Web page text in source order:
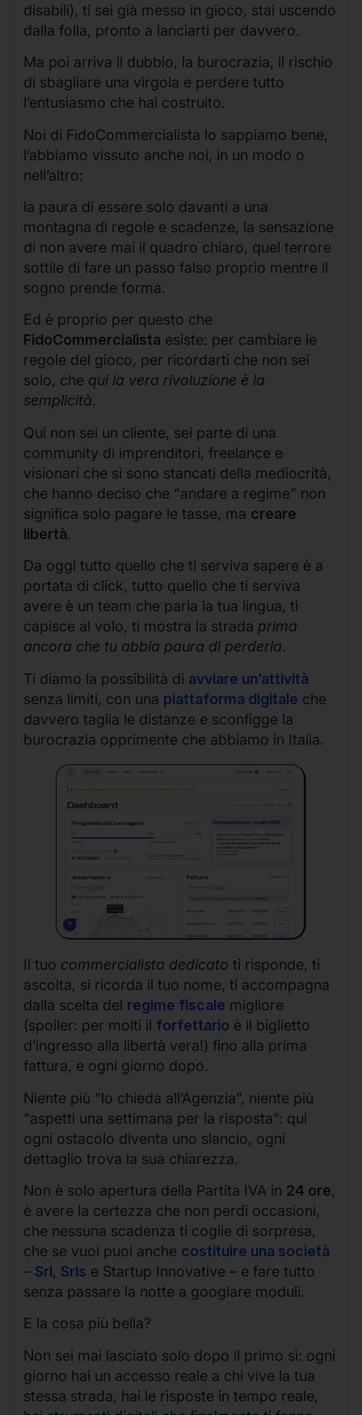
disabili), ti sei già messo in gioco, stai uscendo
dalla folla, pronto a lanciarti per davvero.
Ma poi arriva il dubbio, la burocrazia, il rischio
di sbagliare una virgola e perdere tutto
l’entusiasmo che hai costruito.
Noi di FidoCommercialista lo sappiamo bene,
l’abbiamo vissuto anche noi, in un modo o
nell’altro:
la paura di essere solo davanti a una
montagna di regole e scadenze, la sensazione
di non avere mai il quadro chiaro, quel terrore
sottile di fare un passo falso proprio mentre il
sogno prende forma.
Ed è proprio per questo che
FidoCommercialista esiste: per cambiare le
regole del gioco, per ricordarti che non sei
solo, che qui la vera rivoluzione è la
semplicità.
Qui non sei un cliente, sei parte di una
community di imprenditori, freelance e
visionari che si sono stancati della mediocrità,
che hanno deciso che “andare a regime” non
significa solo pagare le tasse, ma creare
libertà.
Da oggi tutto quello che ti serviva sapere è a
portata di click, tutto quello che ti serviva
avere è un team che parla la tua lingua, ti
capisce al volo, ti mostra la strada prima
ancora che tu abbia paura di perderla.
Ti diamo la possibilità di avviare un’attività
senza limiti, con una piattaforma digitale che
davvero taglia le distanze e sconfigge la
burocrazia opprimente che abbiamo in Italia.
Il tuo commercialista dedicato ti risponde, ti
ascolta, si ricorda il tuo nome, ti accompagna
dalla scelta del regime fiscale migliore
(spoiler: per molti il forfettario è il biglietto
d’ingresso alla libertà vera!) fino alla prima
fattura, e ogni giorno dopo.
Niente più “lo chieda all’Agenzia”, niente più
“aspetti una settimana per la risposta”: qui
ogni ostacolo diventa uno slancio, ogni
dettaglio trova la sua chiarezza.
Non è solo apertura della Partita IVA in 24 ore,
è avere la certezza che non perdi occasioni,
che nessuna scadenza ti coglie di sorpresa,
che se vuoi puoi anche costituire una società
– Srl, Srls e Startup Innovative – e fare tutto
senza passare la notte a googlare moduli.
E la cosa più bella?
Non sei mai lasciato solo dopo il primo sì: ogni
giorno hai un accesso reale a chi vive la tua
stessa strada, hai le risposte in tempo reale,